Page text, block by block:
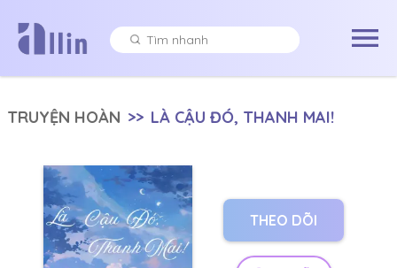
TRUYỆN HOÀN >> LÀ CẬU ĐÓ, THANH MAI!
THEO DÕI